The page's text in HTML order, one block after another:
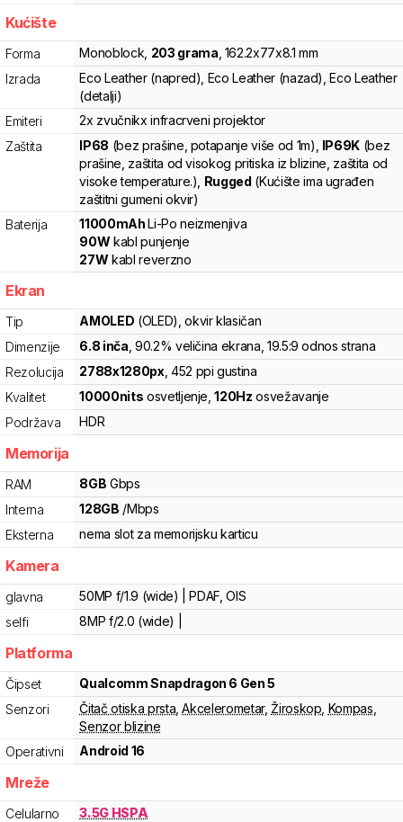
Kućište
Forma Monoblock 203 grama 162.2x77x8.1 mm
Izrada
Eco Leather (napred), Eco Leather (nazad), Eco Leather
(detalji)
Emiteri
2x zvučnikx infracrveni projektor
Zaštita
IP68 (bez prašine, potapanje više od 1m) IP69K (bez
prašine, zaštita od visokog pritiska iz blizine, zaštita od
visoke temperature.) Rugged (Kućište ima ugrađen
zaštitni gumeni okvir)
Baterija
11000mAhLi-Po neizmenjiva
90W kabl punjenje
27W kabl reverzno
Ekran
Tip AMOLED (OLED) , okvir klasičan
Dimenzije
6.8 inča , 90.2% veličina ekrana , 19.5:9 odnos strana
Rezolucija
2788x1280px, 452 ppi gustina
Kvalitet
10000nits osvetljenje 120Hz osvežavanje
Podržava
HDR
Memorija
RAM 8GB Gbps
Interna
128GB /Mbps
Eksterna
nema slot za memorijsku karticu
Kamera
glavna
50MP f/1.9 (wide) | PDAF, OIS
selfi
8MP f/2.0 (wide) |
Platforma
Čipset QualcommSnapdragon 6 Gen 5
Senzori
Čitač otiska prsta ,Akcelerometar,Žiroskop Kompas
Senzor blizine
Operativni
Android 16
Mreže
Celularno
3.5G HSPA